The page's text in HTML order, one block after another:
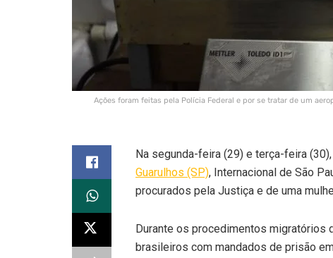
Ações foram feitas pela Polícia Federal e por se tratar de um
Na segunda-feira (29) e terça-feira
Guarulhos (SP), Internacional de São
procurados pela Justiça e de uma
Durante os procedimentos
brasileiros com mandados de prisão